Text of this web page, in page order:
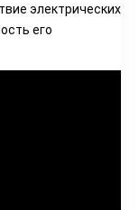
электрических
его